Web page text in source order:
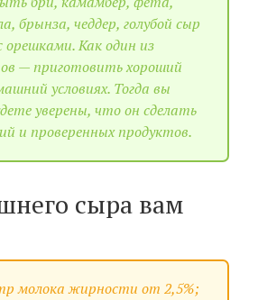
брынза, чеддер, голубой сыр
орешками. Как один из
— приготовить хороший
условиях. Тогда вы
уверены, что он сделать
и проверенных продуктов.
сыра вам
молока жирности от 2,5%;